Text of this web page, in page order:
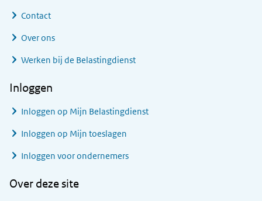
Contact
Over ons
Werken bij de Belastingdienst
Inloggen
Inloggen op Mijn Belastingdienst
Inloggen op Mijn toeslagen
Inloggen voor ondernemers
Over deze site